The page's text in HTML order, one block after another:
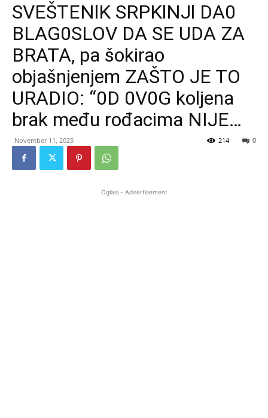
SVEŠTENlK SRPKlNJl DA0
BLAG0SLOV DA SE UDA ZA
BRATA, pa šokirao
objašnjenjem ZAŠTO JE TO
URADIO: “0D 0V0G koljena
brak među rođacima NIJE…
November 11, 2025 0
214
Oglasi - Advertisement